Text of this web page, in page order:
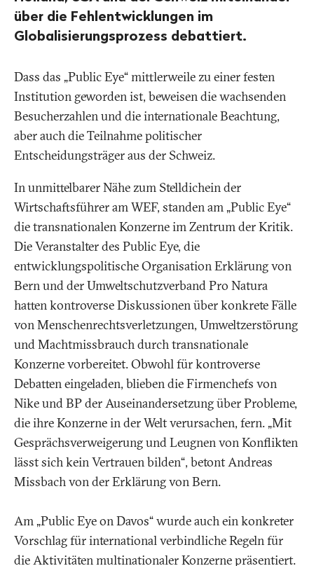
über die Fehlentwicklungen im
Globalisierungsprozess debattiert.
Dass das „Public Eye“ mittlerweile zu einer festen
Institution geworden ist, beweisen die wachsenden
Besucherzahlen und die internationale Beachtung,
aber auch die Teilnahme politischer
Entscheidungsträger aus der Schweiz.
In unmittelbarer Nähe zum Stelldichein der
Wirtschaftsführer am WEF, standen am „Public Eye“
die transnationalen Konzerne im Zentrum der Kritik.
Die Veranstalter des Public Eye, die
entwicklungspolitische Organisation Erklärung von
Bern und der Umweltschutzverband Pro Natura
hatten kontroverse Diskussionen über konkrete Fälle
von Menschenrechtsverletzungen, Umweltzerstörung
und Machtmissbrauch durch transnationale
Konzerne vorbereitet. Obwohl für kontroverse
Debatten eingeladen, blieben die Firmenchefs von
Nike und BP der Auseinandersetzung über Probleme,
die ihre Konzerne in der Welt verursachen, fern. „Mit
Gesprächsverweigerung und Leugnen von Konflikten
lässt sich kein Vertrauen bilden“, betont Andreas
Missbach von der Erklärung von Bern.
Am „Public Eye on Davos“ wurde auch ein konkreter
Vorschlag für international verbindliche Regeln für
die Aktivitäten multinationaler Konzerne präsentiert.